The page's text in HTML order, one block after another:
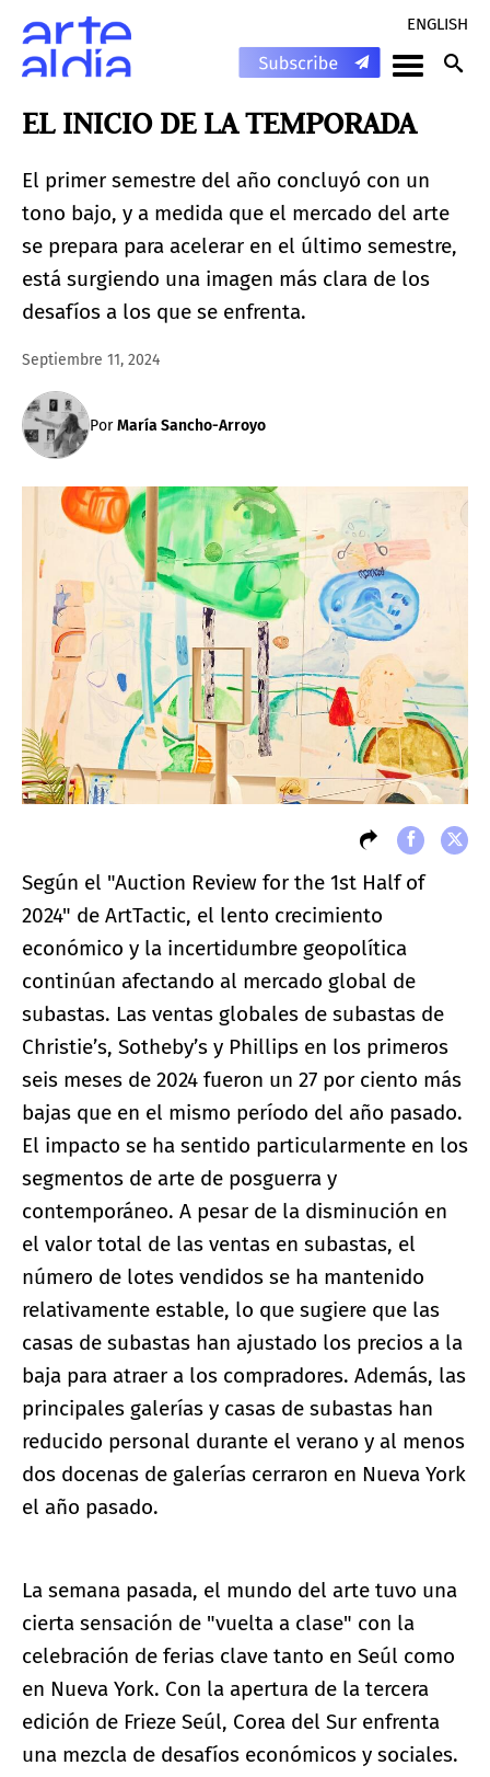
ENGLISH
EL INICIO DE LA TEMPORADA
El primer semestre del año concluyó con un
tono bajo, y a medida que el mercado del arte
se prepara para acelerar en el último semestre,
está surgiendo una imagen más clara de los
desafíos a los que se enfrenta.
Septiembre 11, 2024
PorMaría Sancho-Arroyo
Según el "Auction Review for the 1st Half of
2024" de ArtTactic, el lento crecimiento
económico y la incertidumbre geopolítica
continúan afectando al mercado global de
subastas. Las ventas globales de subastas de
Christie’s, Sotheby’s y Phillips en los primeros
seis meses de 2024 fueron un 27 por ciento más
bajas que en el mismo período del año pasado.
El impacto se ha sentido particularmente en los
segmentos de arte de posguerra y
contemporáneo. A pesar de la disminución en
el valor total de las ventas en subastas, el
número de lotes vendidos se ha mantenido
relativamente estable, lo que sugiere que las
casas de subastas han ajustado los precios a la
baja para atraer a los compradores. Además, las
principales galerías y casas de subastas han
reducido personal durante el verano y al menos
dos docenas de galerías cerraron en Nueva York
el año pasado.
La semana pasada, el mundo del arte tuvo una
cierta sensación de "vuelta a clase" con la
celebración de ferias clave tanto en Seúl como
en Nueva York. Con la apertura de la tercera
edición de Frieze Seúl, Corea del Sur enfrenta
una mezcla de desafíos económicos y sociales.